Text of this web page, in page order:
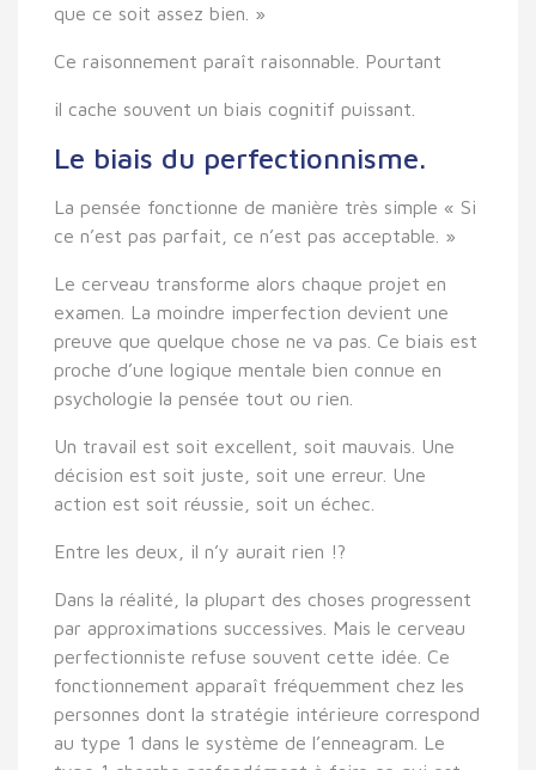
que ce soit assez bien. »
Ce raisonnement paraît raisonnable. Pourtant
il cache souvent un biais cognitif puissant.
Le biais du perfectionnisme.
La pensée fonctionne de manière très simple « Si
ce n’est pas parfait, ce n’est pas acceptable. »
Le cerveau transforme alors chaque projet en
examen. La moindre imperfection devient une
preuve que quelque chose ne va pas. Ce biais est
proche d’une logique mentale bien connue en
psychologie la pensée tout ou rien.
Un travail est soit excellent, soit mauvais. Une
décision est soit juste, soit une erreur. Une
action est soit réussie, soit un échec.
Entre les deux, il n’y aurait rien !?
Dans la réalité, la plupart des choses progressent
par approximations successives. Mais le cerveau
perfectionniste refuse souvent cette idée. Ce
fonctionnement apparaît fréquemment chez les
personnes dont la stratégie intérieure correspond
au type 1 dans le système de l’enneagram. Le